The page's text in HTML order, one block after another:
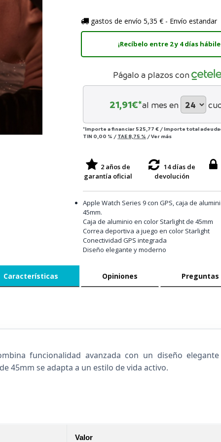
gastos de envío 5,35 € - Envío estandar
¡Recíbelo entre 2 y 4 días
Págalo a plazos con
21,91€*al mes en
*Importe a financiar 525,77 € / Importe total
TIN 0,00 % / TAE 8,75 % /Ver más
2 años de
garantía oficial
14 días de
devolución
Apple Watch Series 9 con GPS, caja de
45mm.
Caja de aluminio en color Starlight de 45mm
Correa deportiva a juego en color Starlight
Conectividad GPS integrada
Diseño elegante y moderno
Características Opiniones Preguntas
funcionalidad avanzada con un diseño
45mm se adapta a un estilo de vida activo.
Valor